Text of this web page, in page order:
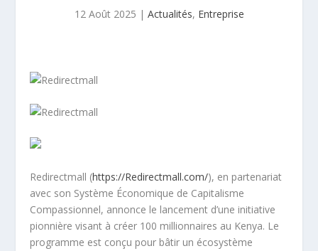
12 Août 2025 | Actualités, Entreprise
Redirectmall (https://Redirectmall.com/), en partenariat
avec son Système Économique de Capitalisme
Compassionnel, annonce le lancement d’une initiative
pionnière visant à créer 100 millionnaires au Kenya. Le
programme est conçu pour bâtir un écosystème